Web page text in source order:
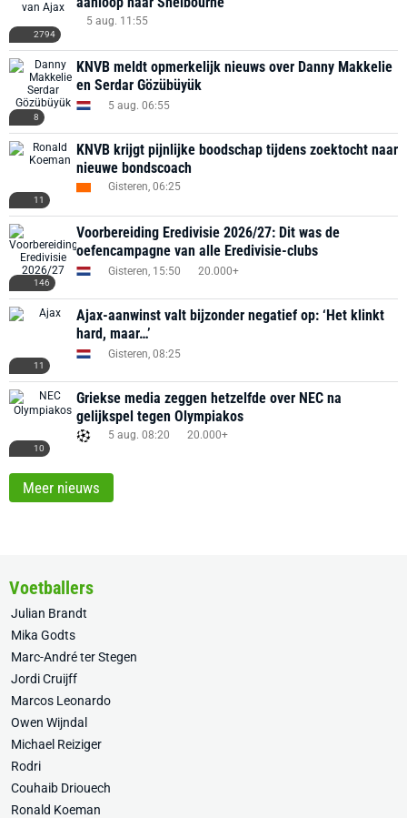
2794
5 aug. 11:55
8
KNVB meldt opmerkelijk nieuws over Danny Makkelie
en Serdar Gözübüyük
5 aug. 06:55
11
KNVB krijgt pijnlijke boodschap tijdens zoektocht naar
nieuwe bondscoach
Gisteren, 06:25
146
Voorbereiding Eredivisie 2026/27: Dit was de
oefencampagne van alle Eredivisie-clubs
Gisteren, 15:50 20.000+
11
Ajax-aanwinst valt bijzonder negatief op: ‘Het klinkt
hard, maar…’
Gisteren, 08:25
10
Griekse media zeggen hetzelfde over NEC na
gelijkspel tegen Olympiakos
5 aug. 08:20 20.000+
Meer nieuws
Voetballers
Julian Brandt
Mika Godts
Marc-André ter Stegen
Jordi Cruijff
Marcos Leonardo
Owen Wijndal
Michael Reiziger
Rodri
Couhaib Driouech
Ronald Koeman